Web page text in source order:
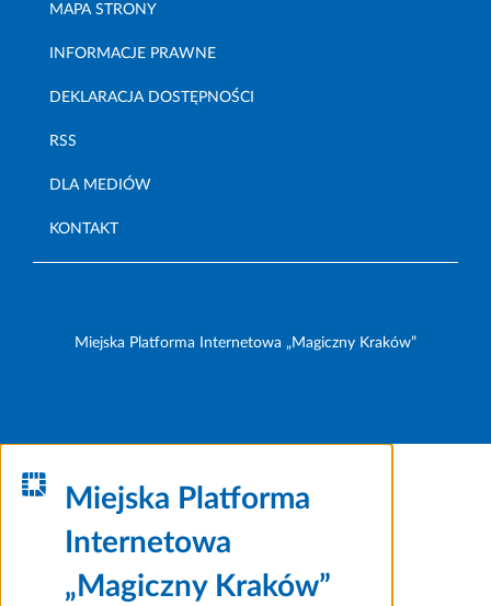
MAPA STRONY
INFORMACJE PRAWNE
DEKLARACJA DOSTĘPNOŚCI
RSS
DLA MEDIÓW
KONTAKT
Miejska Platforma Internetowa „Magiczny Kraków”
Miejska Platforma
Internetowa
„Magiczny Kraków”